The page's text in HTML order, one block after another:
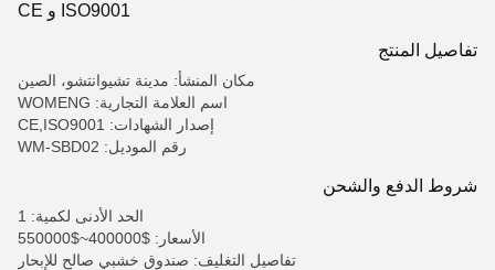
ISO9001 و CE
تفاصيل المنتج
مكان المنشأ: مدينة تشيوانتشو، الصين
اسم العلامة التجارية: WOMENG
إصدار الشهادات: CE,ISO9001
رقم الموديل: WM-SBD02
شروط الدفع والشحن
الحد الأدنى لكمية: 1
الأسعار: $400000~$550000
تفاصيل التغليف: صندوق خشبي صالح للإبحار